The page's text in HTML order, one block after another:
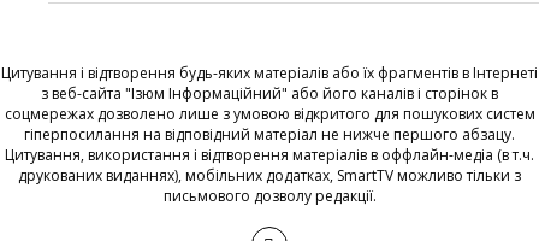
Цитування і відтворення будь-яких матеріалів або їх фрагментів в Інтернеті
з веб-сайта "Ізюм Інформаційний" або його каналів і сторінок в
соцмережах дозволено лише з умовою відкритого для пошукових систем
гіперпосилання на відповідний матеріал не нижче першого абзацу.
Цитування, використання і відтворення матеріалів в оффлайн-медіа (в т.ч.
друкованих виданнях), мобільних додатках, SmartTV можливо тільки з
письмового дозволу редакції.